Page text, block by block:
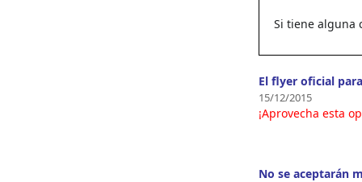
Si tiene alguna
El flyer oficial
15/12/2015
¡Aprovecha esta
No se aceptarán